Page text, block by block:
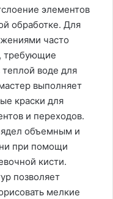
элементов
обработке. Для
часто
требующие
теплой воде для
выполняет
краски для
и переходов.
объемным и
при помощи
кисти.
позволяет
мелкие